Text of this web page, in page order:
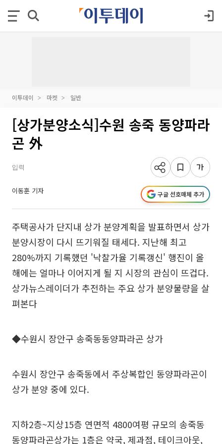
이투데이 마켓 일반
[상가분양소식]수원 송죽 동양파라
곤 外
입력
이동훈 기자 구글 선호매체 추가
주택공사가 단지내 상가 분양계획을 발표하면서 상가
분양시장이 다시 뜨기워질 태세다. 지난해 최고
280%까지 기록했던 '낙찰가율 기록갱신' 행진이 올
해에는 얼마나 이어지게 될 지 시장의 관심이 뜨겁다.
상가뉴스레이더가 추전하는 주요 상가 분양물량을 살
펴본다
◆수원시 장안구 송죽동동양파라곤 상가
수원시 장안구 송죽동에서 주상복합인 동양파라곤이
상가 분양 중에 있다.
지하2층~지상15층 연면적 4800여평 규모의 송죽동
동양파라곤상가는 1층은 약국, 제과점, 테이크아웃,